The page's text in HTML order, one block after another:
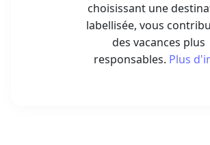
choisissant une
labellisée, vous
des vacances plus
responsables. Plus